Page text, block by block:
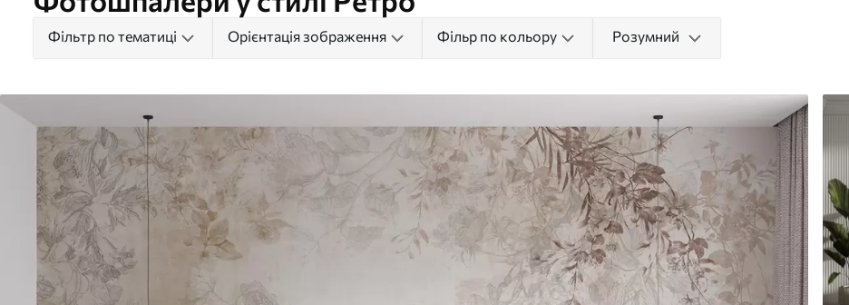
Фільтр по тематиці Орієнтація зображення Фільр по кольору Розумний